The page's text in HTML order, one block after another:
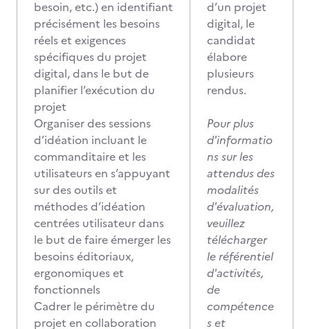
besoin, etc.) en identifiant
précisément les besoins
réels et exigences
spécifiques du projet
digital, dans le but de
planifier l’exécution du
projet
Organiser des sessions
d’idéation incluant le
commanditaire et les
utilisateurs en s’appuyant
sur des outils et
méthodes d’idéation
centrées utilisateur dans
le but de faire émerger les
besoins éditoriaux,
ergonomiques et
fonctionnels
Cadrer le périmètre du
projet en collaboration
d’un projet
digital, le
candidat
élabore
plusieurs
rendus.
Pour plus
d'informatio
ns sur les
attendus des
modalités
d'évaluation,
veuillez
télécharger
le référentiel
d'activités,
de
compétence
s et